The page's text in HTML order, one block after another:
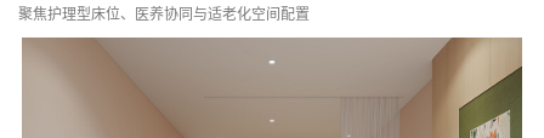
聚焦护理型床位、医养协同与适老化空间配置